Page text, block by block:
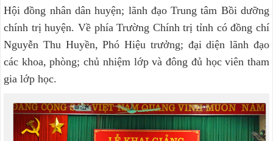
Hội đồng nhân dân huyện; lãnh đạo Trung tâm Bồi dưỡng
chính trị huyện. Về phía Trường Chính trị tỉnh có đồng chí
Nguyễn Thu Huyền, Phó Hiệu trưởng; đại diện lãnh đạo
các khoa, phòng; chủ nhiệm lớp và đông đủ học viên tham
gia lớp học.